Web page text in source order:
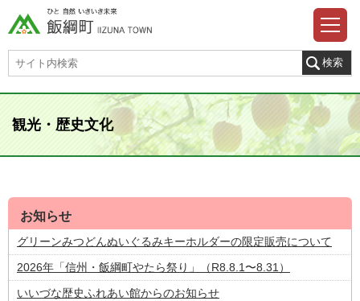
観光・歴史文化
お知らせ
グリーンみつどんぬいぐるみキーホルダーの限定販売について
2026年「信州・飯綱町やたら祭り」（R8.8.1〜8.31）
いいづな歴史ふれあい館からのお知らせ